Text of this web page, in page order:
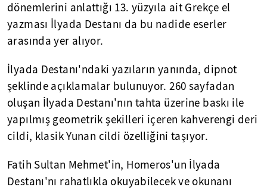
dönemlerini anlattığı 13. yüzyıla ait Grekçe el
yazması İlyada Destanı da bu nadide eserler
arasında yer alıyor.
İlyada Destanı'ndaki yazıların yanında, dipnot
şeklinde açıklamalar bulunuyor. 260 sayfadan
oluşan İlyada Destanı'nın tahta üzerine baskı ile
yapılmış geometrik şekilleri içeren kahverengi deri
cildi, klasik Yunan cildi özelliğini taşıyor.
Fatih Sultan Mehmet'in, Homeros'un İlyada
Destanı'nı rahatlıkla okuyabilecek ve okunanı